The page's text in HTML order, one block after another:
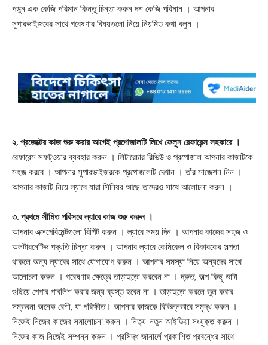
পড়ুন এক কেজি পরিমান কিন্তু চিন্তা করুন দশ কেজি পরিমান । আপনার
সুপারভাইজরের সাথে গবেষণার বিষয়গুলো নিয়ে নিয়মিত কথা বলুন ।
২. প্রজেক্টের কাজ শুরু করার আগেই প্রপোজালটি লিখে ফেলুন রেফারেন্স সহকারে ।
রেফারেন্স সফট্ওয়ার ব্যবহার করুন । লিটারেচার রিভিউ ও প্রপোজাল আপনার কাজটিকে
সহজ করবে । আপনার সুপারভাইজরকে প্রপোজালটি দেখান । তাঁর সাজেশন নিন ।
আপনার কাজটি নিয়ে ল্যাবে যারা সিনিয়র আছে তাদেরও সাথে আলোচনা করুন ।
৩. প্রথমে সীমিত পরিসরে ল্যাবে কাজ শুরু করুন ।
আপনার এক্সপেরিমেন্টগুলো রিপিট করুন । ল্যাবে সময় দিন । আপনার কাজের সহজ ও
অলটারনেটিভ পদ্ধতি চিন্তা করুন । আপনার ল্যাবে কেমিকেল ও বিকারকের সল্পতা
থাকলে অন্য ল্যাবের সাথে যোগাযোগ করুন । আপনার সমস্যা নিয়ে অন্যদের সাথে
আলোচনা করুন । গবেষণার ক্ষেত্রে তাড়াহুড়ো করবেন না । দ্রুত, অল্প কিছু ডাটা
গুছিয়ে পেপার পাবলিশ করার জন্য ব্যস্ত হবেন না । তাড়াহুড়ো করলে ভুল করার
সম্ভবনা অনেক বেশী, যা পরিক্ষীত। আপনার কাজকে বিভিন্নভাবে সমৃদ্ধ করুন ।
নিজেই নিজের কাজের সমালোচনা করুন । নিত্য-নতুন আইডিয়া সংযুক্ত করুন ।
নিজের কাজ নিজেই সম্পন্ন করুন । প্রসিদ্ধ জানার্লে প্রকাশিত প্রবন্ধের সাথে